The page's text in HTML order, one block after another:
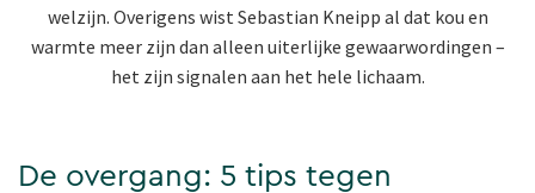
welzijn. Overigens wist Sebastian Kneipp al dat kou en
warmte meer zijn dan alleen uiterlijke gewaarwordingen –
het zijn signalen aan het hele lichaam.
De overgang: 5 tips tegen